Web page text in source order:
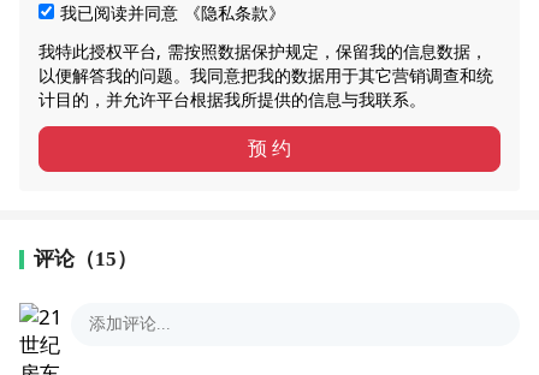
我已阅读并同意
《隐私条款》
我特此授权平台, 需按照数据保护规定，保留我的信息数据，
以便解答我的问题。我同意把我的数据用于其它营销调查和统
计目的，并允许平台根据我所提供的信息与我联系。
预 约
评论（15）